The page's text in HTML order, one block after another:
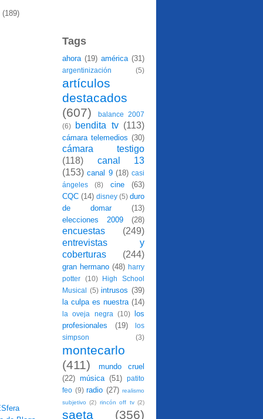
(189)
Tags
ahora (19) américa (31)
argentinización (5)
artículos
destacados
(607)
balance 2007
(6)
bendita tv (113)
cámara telemedios (30)
cámara testigo
(118)
canal 13
(153) canal 9 (18) casi
ángeles
(8) cine
(63)
CQC (14) disney (5) duro
de domar
(13)
elecciones 2009
(28)
encuestas
(249)
entrevistas y
coberturas
(244)
gran hermano (48) harry
potter
(10)
High School
Musical (5) intrusos (39)
la culpa es nuestra (14)
la oveja negra (10) los
profesionales
(19)
los
simpson
(3)
montecarlo
(411)
mundo cruel
(22) música (51)
patito
feo (9) radio (27) realismo
subjetivo (2) rincón off tv (2)
saeta (356)